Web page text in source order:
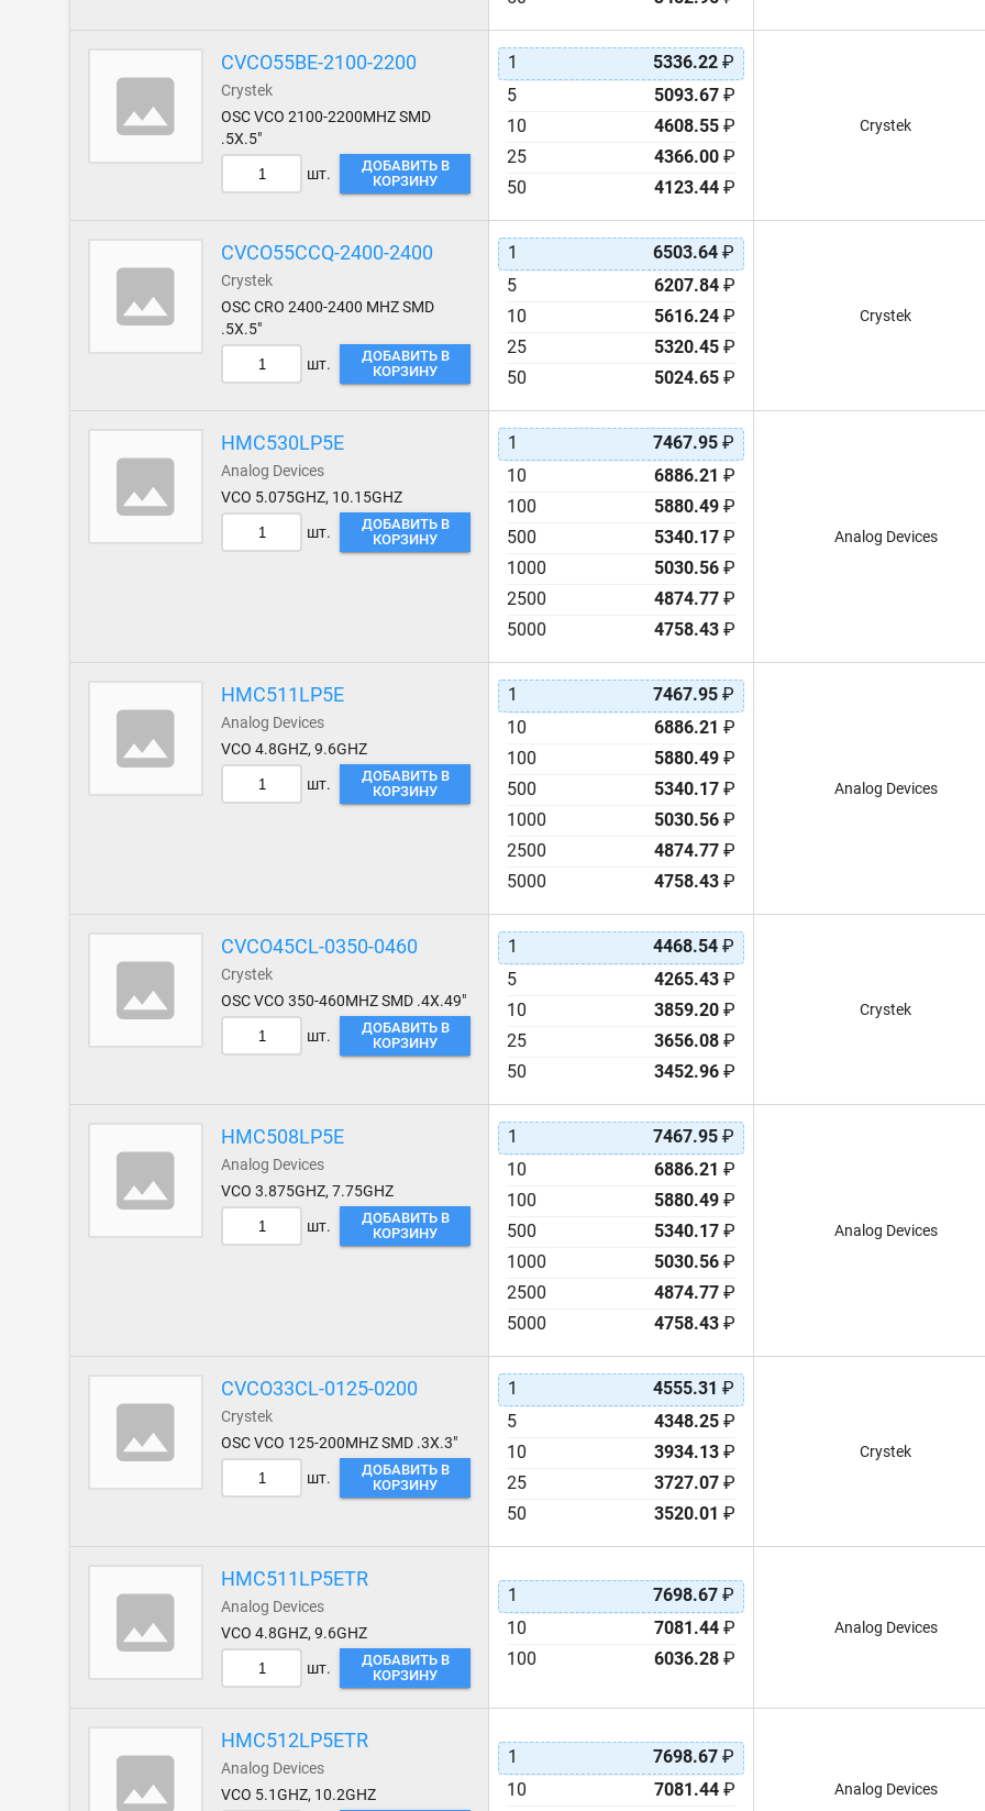
CVCO55BE-2100-2200
Crystek
OSC VCO 2100-2200MHZ SMD
.5X.5"
шт.
ДОБАВИТЬ В
КОРЗИНУ
CVCO55CCQ-2400-2400
Crystek
OSC CRO 2400-2400 MHZ SMD
.5X.5"
шт.
ДОБАВИТЬ В
КОРЗИНУ
HMC530LP5E
Analog Devices
VCO 5.075GHZ, 10.15GHZ
шт.
ДОБАВИТЬ В
КОРЗИНУ
HMC511LP5E
Analog Devices
VCO 4.8GHZ, 9.6GHZ
шт.
ДОБАВИТЬ В
КОРЗИНУ
CVCO45CL-0350-0460
Crystek
OSC VCO 350-460MHZ SMD .4X.49"
шт.
ДОБАВИТЬ В
КОРЗИНУ
HMC508LP5E
Analog Devices
VCO 3.875GHZ, 7.75GHZ
шт.
ДОБАВИТЬ В
КОРЗИНУ
CVCO33CL-0125-0200
Crystek
OSC VCO 125-200MHZ SMD .3X.3"
шт.
ДОБАВИТЬ В
КОРЗИНУ
HMC511LP5ETR
Analog Devices
VCO 4.8GHZ, 9.6GHZ
шт.
ДОБАВИТЬ В
КОРЗИНУ
HMC512LP5ETR
Analog Devices
VCO 5.1GHZ, 10.2GHZ
1 5336.22 ₽
5
5093.67 ₽
10
4608.55 ₽
25
4366.00 ₽
50
4123.44 ₽
Crystek
1 6503.64 ₽
5
6207.84 ₽
10
5616.24 ₽
25
5320.45 ₽
50
5024.65 ₽
Crystek
1 7467.95 ₽
10
6886.21 ₽
100
5880.49 ₽
500
5340.17 ₽
1000
5030.56 ₽
2500
4874.77 ₽
5000
4758.43 ₽
Analog Devices
1 7467.95 ₽
10
6886.21 ₽
100
5880.49 ₽
500
5340.17 ₽
1000
5030.56 ₽
2500
4874.77 ₽
5000
4758.43 ₽
Analog Devices
1 4468.54 ₽
5
4265.43 ₽
10
3859.20 ₽
25
3656.08 ₽
50
3452.96 ₽
Crystek
1 7467.95 ₽
10
6886.21 ₽
100
5880.49 ₽
500
5340.17 ₽
1000
5030.56 ₽
2500
4874.77 ₽
5000
4758.43 ₽
Analog Devices
1 4555.31 ₽
5
4348.25 ₽
10
3934.13 ₽
25
3727.07 ₽
50
3520.01 ₽
Crystek
1 7698.67 ₽
10
7081.44 ₽
100
6036.28 ₽
Analog Devices
1 7698.67 ₽
10
7081.44 ₽
Analog Devices